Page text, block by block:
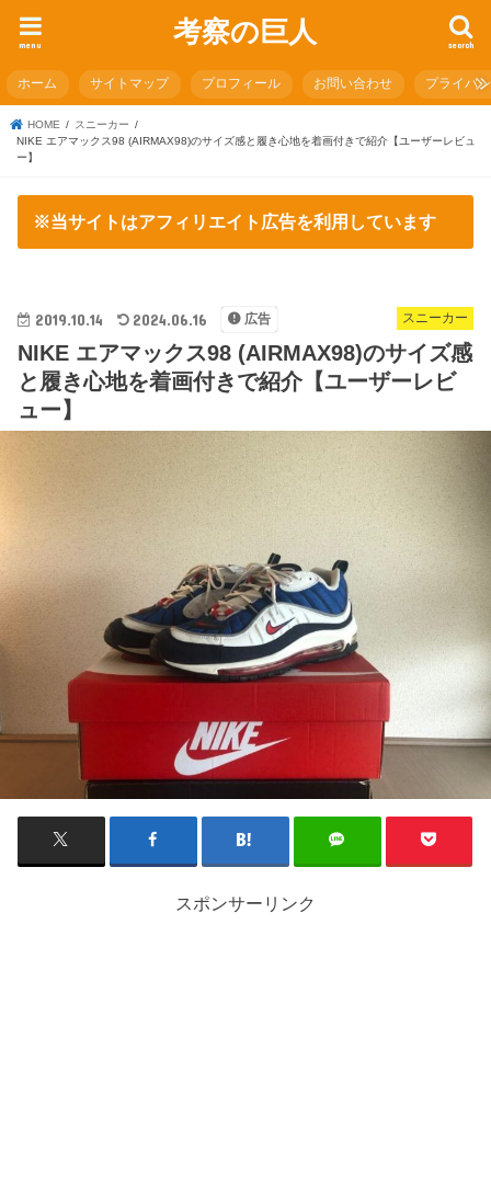
考察の巨人 search
menu
ホーム サイトマップ プロフィール お問い合わせ プライバ
HOME
スニーカー
NIKE エアマックス98 (AIRMAX98)のサイズ感と履き心地を着画付きで紹介【ユーザーレビュ
ー】
※当サイトはアフィリエイト広告を利用しています
スニーカー
2019.10.14 2024.06.16 広告
NIKE エアマックス98 (AIRMAX98)のサイズ感
と履き心地を着画付きで紹介【ユーザーレビ
ュー】
スポンサーリンク